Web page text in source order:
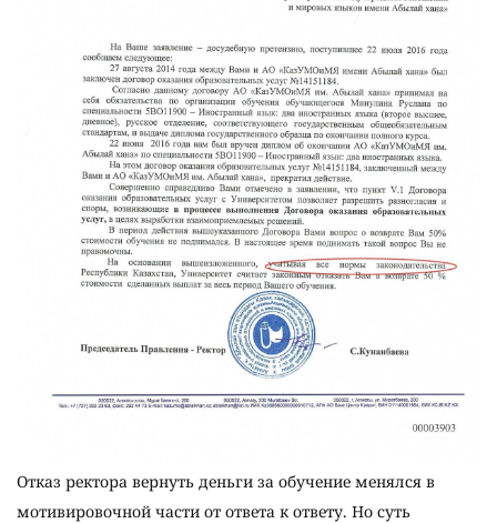
Отказ ректора вернуть деньги за обучение менялся в
мотивировочной части от ответа к ответу. Но суть